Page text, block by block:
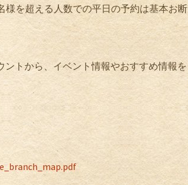
を超える人数での平日の予約は基本お断
トから、イベント情報やおすすめ情報を